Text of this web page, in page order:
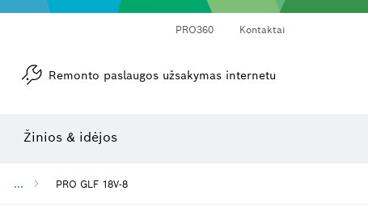
PRO360 Kontaktai
Remonto paslaugos užsakymas internetu
Žinios & idėjos
... PRO GLF 18V-8